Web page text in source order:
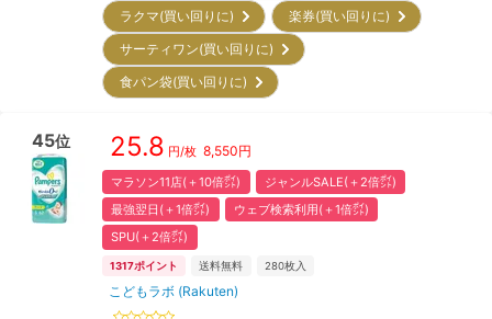
ラクマ(買い回りに)
楽券(買い回りに)
サーティワン(買い回りに)
食パン袋(買い回りに)
45位 25.8 円/枚 8,550円
マラソン11店(＋10倍㌽)
ジャンルSALE(＋2倍㌽)
最強翌日(＋1倍㌽)
ウェブ検索利用(＋1倍㌽)
SPU(＋2倍㌽)
1317ポイント 送料無料 280枚入
こどもラボ (Rakuten)